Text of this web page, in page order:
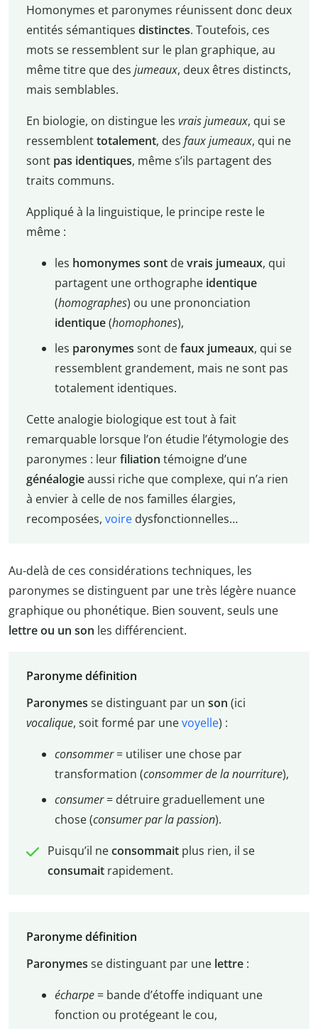
Homonymes et paronymes réunissent donc deux
entités sémantiques distinctes. Toutefois, ces
mots se ressemblent sur le plan graphique, au
même titre que des jumeaux, deux êtres distincts,
mais semblables.
En biologie, on distingue les vrais jumeaux, qui se
ressemblenttotalement, des faux jumeaux, qui ne
sont pas identiques, même s’ils partagent des
traits communs.
Appliqué à la linguistique, le principe reste le
même :
les homonymes sont devrais jumeaux, qui
partagent une orthographe identique
(homographes) ou une prononciation
identique(homophones),
les paronymes sont defaux jumeaux, qui se
ressemblent grandement, mais ne sont pas
totalement identiques.
Cette analogie biologique est tout à fait
remarquable lorsque l’on étudie l’étymologie des
paronymes : leurfiliation témoigne d’une
généalogieaussi riche que complexe, qui n’a rien
à envier à celle de nos familles élargies,
recomposées, voiredysfonctionnelles…
Au-delà de ces considérations techniques, les
paronymes se distinguent par une très légère nuance
graphique ou phonétique. Bien souvent, seuls une
lettre ou un son les différencient.
Paronyme définition
Paronymes se distinguant par un son (ici
vocalique, soit formé par unevoyelle) :
consommer= utiliser une chose par
transformation (consommer de la nourriture),
consumer= détruire graduellement une
chose (consumer par la passion).
Puisqu’il neconsommaitplus rien, il se
consumaitrapidement.
Paronyme définition
Paronymes se distinguant par une lettre:
écharpe= bande d’étoffe indiquant une
fonction ou protégeant le cou,